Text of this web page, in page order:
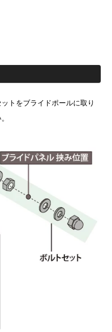
トをブライドポールに取り